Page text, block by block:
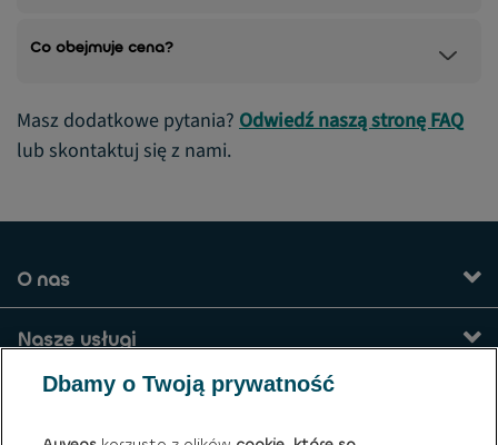
Co obejmuje cena?
Masz dodatkowe pytania? Odwiedź naszą stronę FAQ
lub skontaktuj się z nami.
O nas
Nasze usługi
Kontakt
Dbamy o Twoją prywatność